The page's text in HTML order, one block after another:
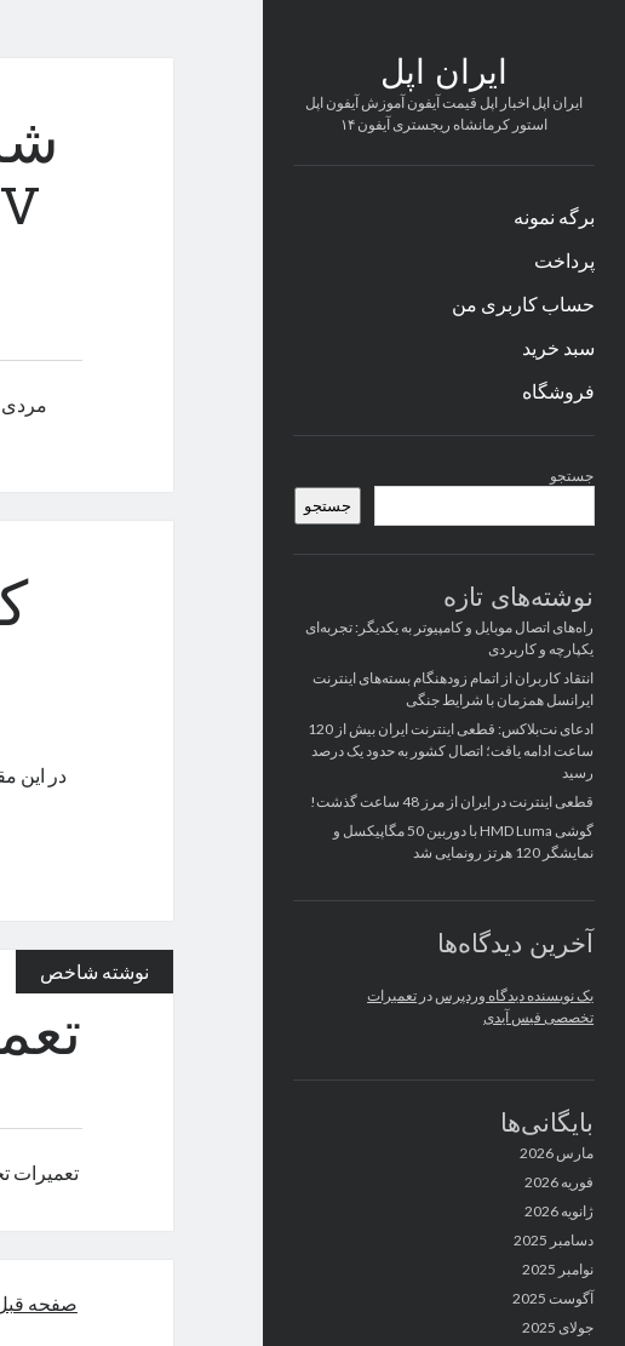
ایران اپل
ایران اپل اخبار اپل قیمت آیفون آموزش آیفون اپل
استور کرمانشاه ریجستری آیفون ۱۴
برگه نمونه
پرداخت
حساب کاربری من
سبد خرید
فروشگاه
کناری
جستجو
جستجو
نوشته‌های تازه
راه‌های اتصال موبایل و کامپیوتر به یکدیگر: تجربه‌ای
یکپارچه و کاربردی
انتقاد کاربران از اتمام زودهنگام بسته‌های اینترنت
ایرانسل همزمان با شرایط جنگی
ادعای نت‌بلاکس: قطعی اینترنت ایران بیش از 120
ساعت ادامه یافت؛ اتصال کشور به حدود یک درصد
رسید
قطعی اینترنت در ایران از مرز 48 ساعت گذشت!
گوشی HMD Luma با دوربین 50 مگاپیکسل و
نمایشگر 120 هرتز رونمایی شد
آخرین دیدگاه‌ها
یک نویسنده دیدگاه وردپرس در تعمیرات
تخصصی فیس آیدی
بایگانی‌ها
مارس 2026
فوریه 2026
ژانویه 2026
دسامبر 2025
نوامبر 2025
آگوست 2025
جولای 2025
مطالب
مردی
در این
نوشته شاخص
تعمیرات
صفحه